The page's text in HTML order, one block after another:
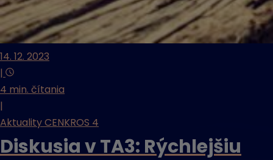
14. 12. 2023
|
4 min. čítania
|
Aktuality CENKROS 4
Diskusia v TA3: Rýchlejšiu